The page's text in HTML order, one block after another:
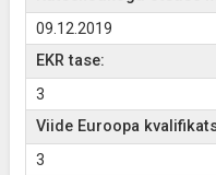
09.12.2019
EKR tase:
3
Viide Euroopa
3